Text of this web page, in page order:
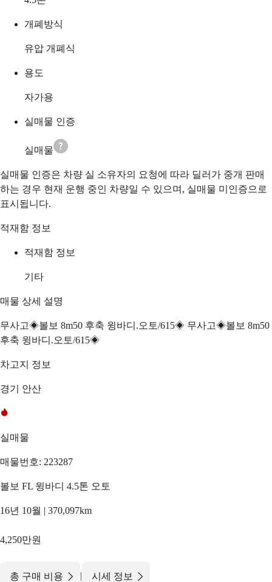
개폐방식
유압 개폐식
용도
자가용
실매물 인증
실매물
실매물 인증은 차량 실 소유자의 요청에 따라 딜러가 중개 판매
하는 경우 현재 운행 중인 차량일 수 있으며, 실매물 미인증으로
표시됩니다.
적재함 정보
적재함 정보
기타
매물 상세 설명
무사고◈볼보 8m50 후축 윙바디.오토/615◈ 무사고◈볼보 8m50
후축 윙바디.오토/615◈
차고지 정보
경기 안산
실매물
매물번호: 223287
볼보 FL 윙바디 4.5톤 오토
16년 10월 | 370,097km
4,250만원
총 구매 비용 | 시세 정보